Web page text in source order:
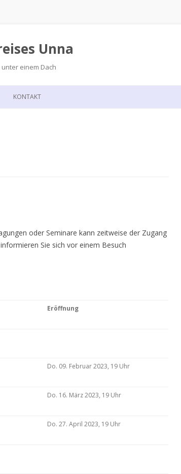
Unna
einem Dach
Zum
KONTAKT
oder Seminare kann zeitweise der Zugang
Sie sich vor einem Besuch
Eröffnung
Do. 09. Februar 2023, 19 Uhr
Do. 16. März 2023, 19 Uhr
Do. 27. April 2023, 19 Uhr